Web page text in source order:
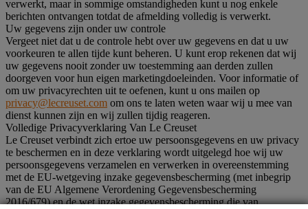
verwerkt, maar in sommige omstandigheden kunt u nog enkele
berichten ontvangen totdat de afmelding volledig is verwerkt.
Uw gegevens zijn onder uw controle
Vergeet niet dat u de controle hebt over uw gegevens en dat u uw
voorkeuren te allen tijde kunt beheren. U kunt erop rekenen dat wij
uw gegevens nooit zonder uw toestemming aan derden zullen
doorgeven voor hun eigen marketingdoeleinden. Voor informatie of
om uw privacyrechten uit te oefenen, kunt u ons mailen op
privacy@lecreuset.com om ons te laten weten waar wij u mee van
dienst kunnen zijn en wij zullen tijdig reageren.
Volledige Privacyverklaring Van Le Creuset
Le Creuset verbindt zich ertoe uw persoonsgegevens en uw privacy
te beschermen en in deze verklaring wordt uitgelegd hoe wij uw
persoonsgegevens verzamelen en verwerken in overeenstemming
met de EU-wetgeving inzake gegevensbescherming (met inbegrip
van de EU Algemene Verordening Gegevensbescherming
2016/679) en de wet inzake gegevensbescherming die van